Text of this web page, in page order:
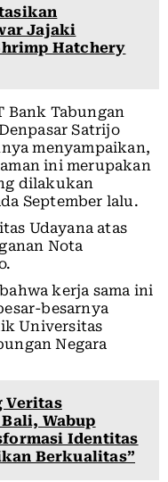
Jajaki
Hatchery
Bank Tabungan
Satrijo
menyampaikan,
ini merupakan
dilakukan
September lalu.
Udayana atas
Nota
kerja sama ini
besarnya
Universitas
Negara
Veritas
Wabup
Identitas
Berkualitas”